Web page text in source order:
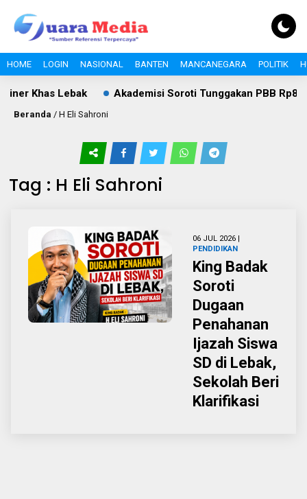
HOME LOGIN NASIONAL BANTEN MANCANEGARA POLITIK
Khas Lebak Akademisi Soroti Tunggakan PBB Rp8,4
Beranda / H Eli Sahroni
Tag : H Eli Sahroni
06 JUL 2026 |
PENDIDIKAN
King Badak
Soroti
Dugaan
Penahanan
Ijazah Siswa
SD di Lebak,
Sekolah Beri
Klarifikasi